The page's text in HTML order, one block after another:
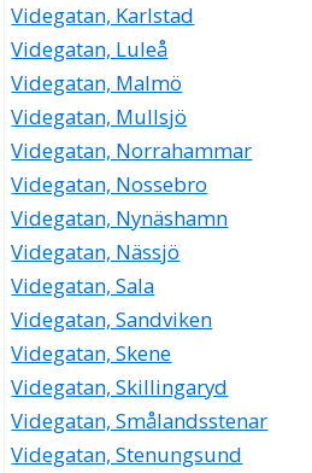
Videgatan, Karlstad
Videgatan, Luleå
Videgatan, Malmö
Videgatan, Mullsjö
Videgatan, Norrahammar
Videgatan, Nossebro
Videgatan, Nynäshamn
Videgatan, Nässjö
Videgatan, Sala
Videgatan, Sandviken
Videgatan, Skene
Videgatan, Skillingaryd
Videgatan, Smålandsstenar
Videgatan, Stenungsund